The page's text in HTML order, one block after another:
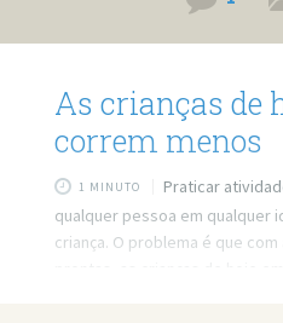
As crianças de
correm menos
1 MINUTO
Praticar
qualquer pessoa em qualquer
criança. O problema é que
prontas, as crianças de hoje